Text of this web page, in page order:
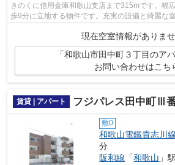
きのくに信用金庫和歌山支店まで315mです。幅
歩9分に立地する物件です。充実の設備と綺麗な
築の物件です。こちらの物件はアパート...
現在空室情報がありませ
「和歌山市田中町３丁目のア
お問い合わせはこち
賃貸 | アパート フジパレス田中町Ⅲ
敷0
和歌山電鐵貴志川線
分
阪和線 「和歌山 」